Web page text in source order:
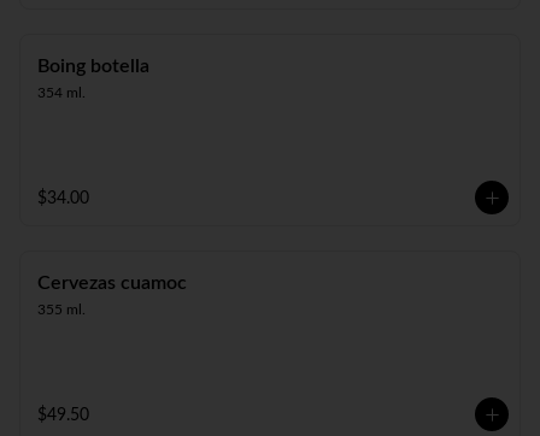
Boing botella
354 ml.
$34.00
Cervezas cuamoc
355 ml.
$49.50